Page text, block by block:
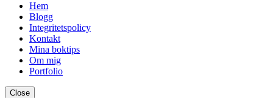
Hem
Blogg
Integritetspolicy
Kontakt
Mina boktips
Om mig
Portfolio
Close